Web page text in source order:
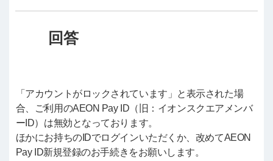
「アカウントがロックされています」と表示された場
合、ご利用のAEON Pay ID（旧：イオンスクエアメンバ
ーID）は無効となっております。
ほかにお持ちのIDでログインいただくか、改めてAEON
Pay ID新規登録のお手続きをお願いします。